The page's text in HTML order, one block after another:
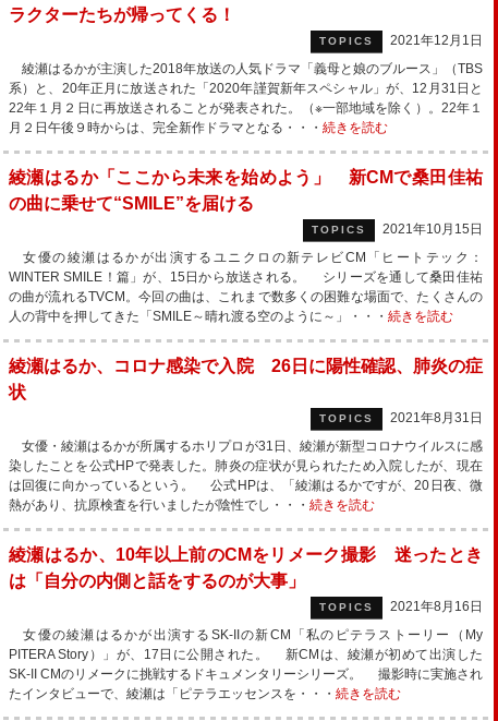
ラクターたちが帰ってくる！
TOPICS
2021年12月1日
綾瀬はるかが主演した2018年放送の人気ドラマ「義母と娘のブルース」（TBS
系）と、20年正月に放送された「2020年謹賀新年スペシャル」が、12月31日と
22年１月２日に再放送されることが発表された。（※一部地域を除く）。22年１
月２日午後９時からは、完全新作ドラマとなる・・・ 続きを読む
綾瀬はるか「ここから未来を始めよう」 新CMで桑田佳祐
の曲に乗せて“SMILE”を届ける
TOPICS
2021年10月15日
女優の綾瀬はるかが出演するユニクロの新テレビCM「ヒートテック：
WINTER SMILE！篇」が、15日から放送される。 シリーズを通して桑田佳祐
の曲が流れるTVCM。今回の曲は、これまで数多くの困難な場面で、たくさんの
人の背中を押してきた「SMILE～晴れ渡る空のように～」・・・ 続きを読む
綾瀬はるか、コロナ感染で入院 26日に陽性確認、肺炎の症
状
TOPICS
2021年8月31日
女優・綾瀬はるかが所属するホリプロが31日、綾瀬が新型コロナウイルスに感
染したことを公式HPで発表した。肺炎の症状が見られたため入院したが、現在
は回復に向かっているという。 公式HPは、「綾瀬はるかですが、20日夜、微
熱があり、抗原検査を行いましたが陰性でし・・・ 続きを読む
綾瀬はるか、10年以上前のCMをリメーク撮影 迷ったとき
は「自分の内側と話をするのが大事」
TOPICS
2021年8月16日
女優の綾瀬はるかが出演するSK‐IIの新CM「私のピテラストーリー（My
PITERA Story）」が、17日に公開された。 新CMは、綾瀬が初めて出演した
SK-II CMのリメークに挑戦するドキュメンタリーシリーズ。 撮影時に実施され
たインタビューで、綾瀬は「ピテラエッセンスを・・・ 続きを読む